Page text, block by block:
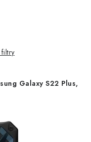
Galaxy S22 Plus,